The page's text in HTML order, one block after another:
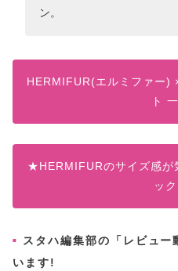
ン。
HERMIFUR(エルミファー)
ト
★HERMIFURのサイズ感が
ッ
スタハ編集部の「レビュー
います!